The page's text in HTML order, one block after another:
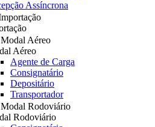
Assíncrona
Modal Aéreo
Aéreo
Agente de Carga
Consignatário
Depositário
Transportador
Modal Rodoviário
Rodoviário